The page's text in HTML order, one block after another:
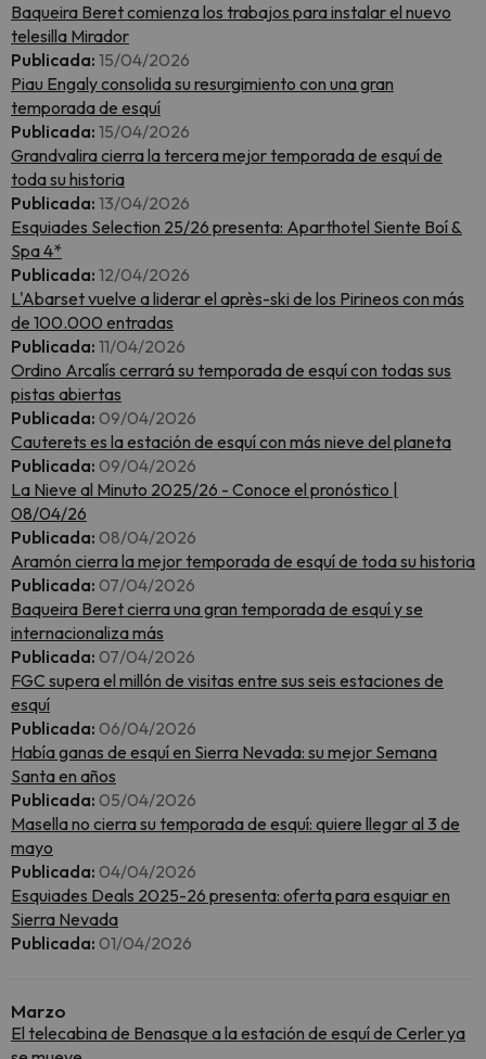
Baqueira Beret comienza los trabajos para instalar el nuevo
telesilla Mirador
Publicada: 15/04/2026
Piau Engaly consolida su resurgimiento con una gran
temporada de esquí
Publicada: 15/04/2026
Grandvalira cierra la tercera mejor temporada de esquí de
toda su historia
Publicada: 13/04/2026
Esquiades Selection 25/26 presenta: Aparthotel Siente Boí &
Spa 4*
Publicada: 12/04/2026
L'Abarset vuelve a liderar el après-ski de los Pirineos con más
de 100.000 entradas
Publicada: 11/04/2026
Ordino Arcalís cerrará su temporada de esquí con todas sus
pistas abiertas
Publicada: 09/04/2026
Cauterets es la estación de esquí con más nieve del planeta
Publicada: 09/04/2026
La Nieve al Minuto 2025/26 - Conoce el pronóstico |
08/04/26
Publicada: 08/04/2026
Aramón cierra la mejor temporada de esquí de toda su historia
Publicada: 07/04/2026
Baqueira Beret cierra una gran temporada de esquí y se
internacionaliza más
Publicada: 07/04/2026
FGC supera el millón de visitas entre sus seis estaciones de
esquí
Publicada: 06/04/2026
Había ganas de esquí en Sierra Nevada: su mejor Semana
Santa en años
Publicada: 05/04/2026
Masella no cierra su temporada de esquí: quiere llegar al 3 de
mayo
Publicada: 04/04/2026
Esquiades Deals 2025-26 presenta: oferta para esquiar en
Sierra Nevada
Publicada: 01/04/2026
Marzo
El telecabina de Benasque a la estación de esquí de Cerler ya